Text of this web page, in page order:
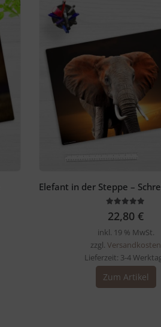
22,80 €
inkl. 19 % MwSt.
zzgl. Versandkosten
Lieferzeit: 3-4
Zum Artikel